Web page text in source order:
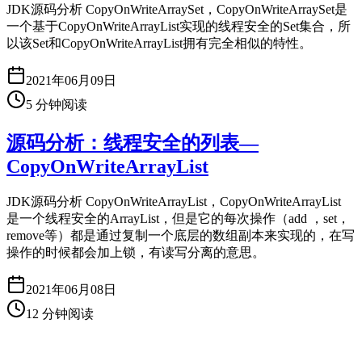
JDK源码分析 CopyOnWriteArraySet，CopyOnWriteArraySet是
一个基于CopyOnWriteArrayList实现的线程安全的Set集合，所
以该Set和CopyOnWriteArrayList拥有完全相似的特性。
2021年06月09日
5 分钟阅读
源码分析：线程安全的列表—
CopyOnWriteArrayList
JDK源码分析 CopyOnWriteArrayList，CopyOnWriteArrayList
是一个线程安全的ArrayList，但是它的每次操作（add ，set，
remove等）都是通过复制一个底层的数组副本来实现的，在写
操作的时候都会加上锁，有读写分离的意思。
2021年06月08日
12 分钟阅读